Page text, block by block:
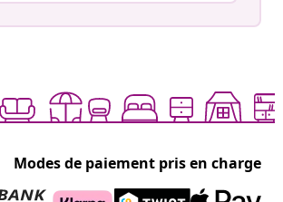
Modes de paiement pris en charge